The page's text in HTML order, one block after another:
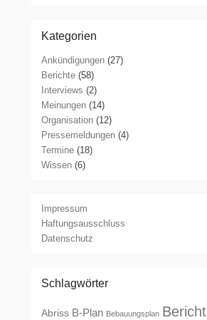
Kategorien
Ankündigungen (27)
Berichte (58)
Interviews (2)
Meinungen (14)
Organisation (12)
Pressemeldungen (4)
Termine (18)
Wissen (6)
Impressum
Haftungsausschluss
Datenschutz
Schlagwörter
Abriss B-Plan Bebauungsplan Bericht